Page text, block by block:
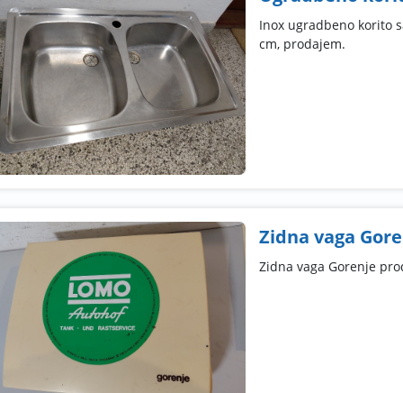
Inox ugradbeno korito
cm, prodajem.
Zidna vaga
Zidna vaga Gorenje